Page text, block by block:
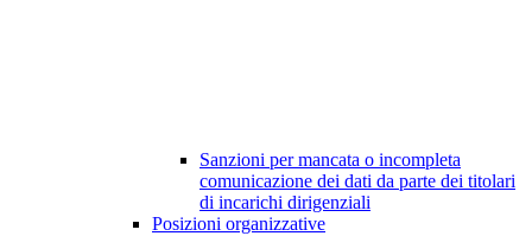
Sanzioni per mancata o incompleta
comunicazione dei dati da parte dei titolari
di incarichi dirigenziali
Posizioni organizzative